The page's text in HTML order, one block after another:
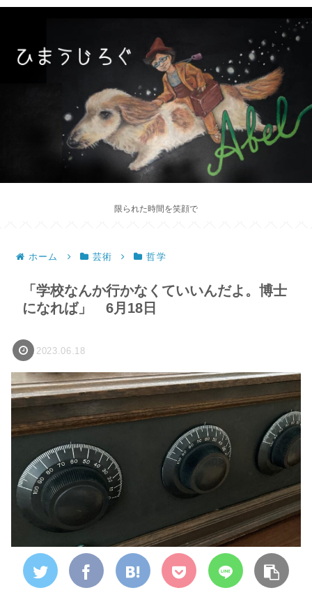
限られた時間を笑顔で
ホーム 芸術 哲学
「学校なんか行かなくていいんだよ。博士
になれば」 6月18日
2023.06.18